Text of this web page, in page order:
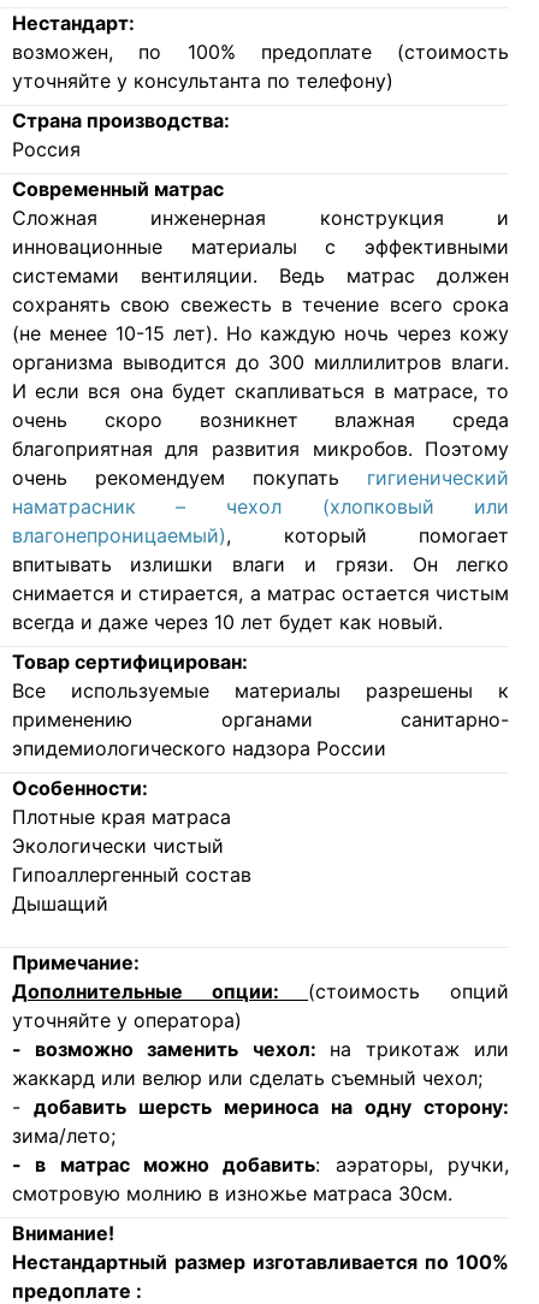
Нестандарт:
возможен, по 100% предоплате (стоимость
уточняйте у консультанта по телефону)
Страна производства:
Россия
Современный матрас
Cложная инженерная конструкция и
инновационные материалы с эффективными
системами вентиляции. Ведь матрас должен
сохранять свою свежесть в течение всего срока
(не менее 10-15 лет). Но каждую ночь через кожу
организма выводится до 300 миллилитров влаги.
И если вся она будет скапливаться в матрасе, то
очень скоро возникнет влажная среда
благоприятная для развития микробов. Поэтому
очень рекомендуем покупать гигиенический
наматрасник – чехол (хлопковый или
влагонепроницаемый), который помогает
впитывать излишки влаги и грязи. Он легко
снимается и стирается, а матрас остается чистым
всегда и даже через 10 лет будет как новый.
Товар сертифицирован:
Все используемые материалы разрешены к
применению органами санитарно-
эпидемиологического надзора России
Особенности:
Плотные края матраса
Экологически чистый
Гипоаллергенный состав
Дышащий
Примечание:
Дополнительные опции: (стоимость опций
уточняйте у оператора)
- возможно заменить чехол: на трикотаж или
жаккард или велюр или сделать съемный чехол;
- добавить шерсть мериноса на одну сторону:
зима/лето;
- в матрас можно добавить: аэраторы, ручки,
смотровую молнию в изножье матраса 30см.
Внимание!
Нестандартный размер изготавливается по 100%
предоплате :